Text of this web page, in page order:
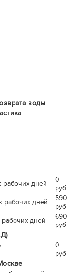
воды
рабочих дней
0
руб
рабочих дней
590
руб
дней
690
руб
0
руб